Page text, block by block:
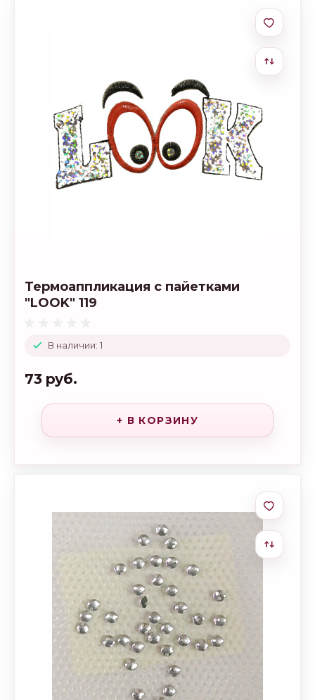
В наличии: 1
Термоаппликация с пайетками
"LOOK" 119
73 руб.
+ В КОРЗИНУ